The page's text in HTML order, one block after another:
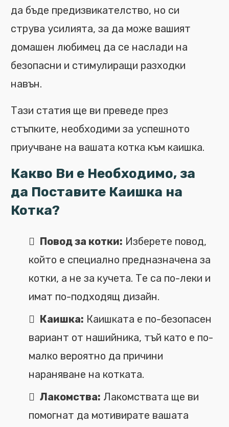
да бъде предизвикателство, но си
струва усилията, за да може вашият
домашен любимец да се наслади на
безопасни и стимулиращи разходки
навън.
Тази статия ще ви преведе през
стъпките, необходими за успешното
приучване на вашата котка към каишка.
Какво Ви е Необходимо, за
да Поставите Каишка на
Котка?
Повод за котки: Изберете повод,
който е специално предназначена за
котки, а не за кучета. Те са по-леки и
имат по-подходящ дизайн.
Каишка: Каишката е по-безопасен
вариант от нашийника, тъй като е по-
малко вероятно да причини
нараняване на котката.
Лакомства: Лакомствата ще ви
помогнат да мотивирате вашата